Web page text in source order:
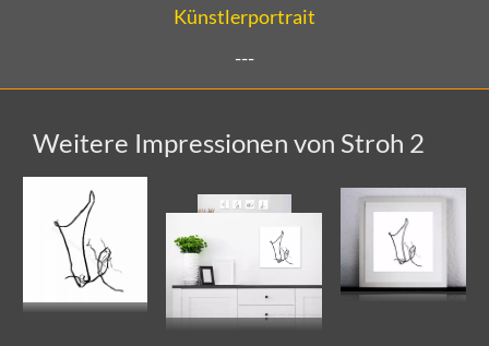
Künstlerportrait
---
Weitere Impressionen von Stroh 2